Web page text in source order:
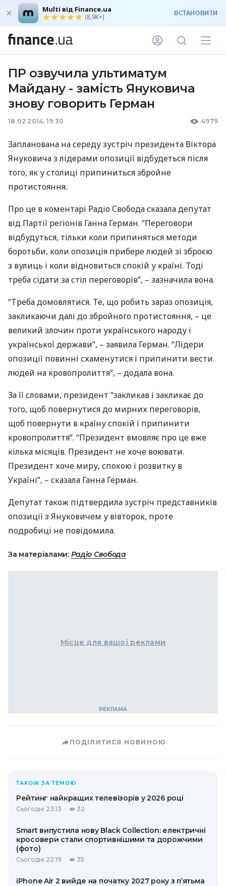
Multi від Finance.ua
(8,9K+) ВСТАНОВИТИ
ПР озвучила ультиматум
Майдану - замість Януковича
знову говорить Герман
18.02.2014, 19:30 4979
Запланована на середу зустріч президента Віктора
Януковича з лідерами опозиції відбудеться після
того, як у столиці припиниться збройне
протистояння.
Про це в коментарі Радіо Свобода сказала депутат
від Партії регіонів Ганна Герман. “Переговори
відбудуться, тільки коли припиняться методи
боротьби, коли опозиція прибере людей зі зброєю
з вулиць і коли відновиться спокій у країні. Тоді
треба сідати за стіл переговорів”, – зазначила вона.
“Треба домовлятися. Те, що робить зараз опозиція,
закликаючи далі до збройного протистояння, – це
великий злочин проти українського народу і
української держави”, – заявила Герман. “Лідери
опозиції повинні схаменутися і припинити вести
людей на кровопролиття”, – додала вона.
За її словами, президент “закликав і закликає до
того, щоб повернутися до мирних переговорів,
щоб повернути в країну спокій і припинити
кровопролиття”. “Президент вмовляє про це вже
кілька місяців. Президент не хоче воювати.
Президент хоче миру, спокою і розвитку в
Україні”, – сказала Ганна Герман.
Депутат також підтвердила зустріч представників
опозиції з Януковичем у вівторок, проте
подробиці не повідомила.
За матеріалами: Радіо Свобода
Місце для вашої реклами
ПОДІЛИТИСЯ НОВИНОЮ
ТАКОЖ ЗА ТЕМОЮ
Рейтинг найкращих телевізорів у 2026 році
Сьогодні 23:13 32
Smart випустила нову Black Collection: електричні
кросовери стали спортивнішими та дорожчими
(фото)
Сьогодні 22:19 35
iPhone Air 2 вийде на початку 2027 року з п’ятьма